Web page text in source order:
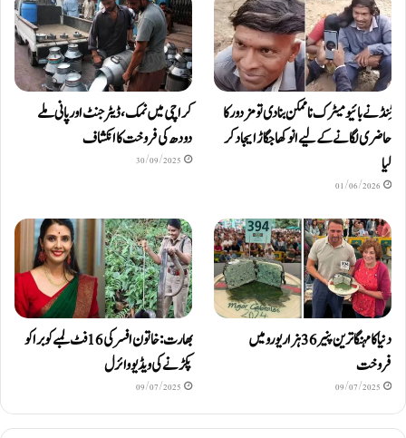
ٹِنڈ نے بائیومیٹرک ناممکن بنا دی تو مزدور کا
حاضری لگانے کے لیے انوکھا جگاڑ ایجاد کر
لیا
01/06/2026
کراچی میں نمک، ڈیٹرجنٹ اور پانی ملے
دودھ کی فروخت کا انکشاف
30/09/2025
دنیا کا مہنگا ترین پنیر 36 ہزار یورو میں
فروخت
09/07/2025
بھارت: خاتون افسر کی 16 فٹ لمبے کوبرا کو
پکڑنے کی ویڈیو وائرل
09/07/2025